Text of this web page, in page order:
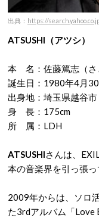
出典： https://
ATSUSHI（アツシ）
本 名：佐藤篤志（さ
誕生日：1980年4月
出身地：埼玉県越谷市
身 長：175cm
所 属：LDH
ATSUSHIさんは、
本の音楽界を引っ張っ
2009年からは、ソロ
た3rdアルバム「Love